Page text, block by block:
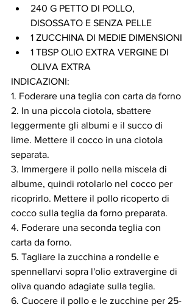
240 G PETTO DI POLLO,
DISOSSATO E SENZA PELLE
1 ZUCCHINA DI MEDIE DIMENSIONI
1 TBSP OLIO EXTRA VERGINE DI
OLIVA EXTRA
INDICAZIONI:
1. Foderare una teglia con carta da forno
2. In una piccola ciotola, sbattere
leggermente gli albumi e il succo di
lime. Mettere il cocco in una ciotola
separata.
3. Immergere il pollo nella miscela di
albume, quindi rotolarlo nel cocco per
ricoprirlo. Mettere il pollo ricoperto di
cocco sulla teglia da forno preparata.
4. Foderare una seconda teglia con
carta da forno.
5. Tagliare la zucchina a rondelle e
spennellarvi sopra l'olio extravergine di
oliva quando adagiate sulla teglia.
6. Cuocere il pollo e le zucchine per 25-